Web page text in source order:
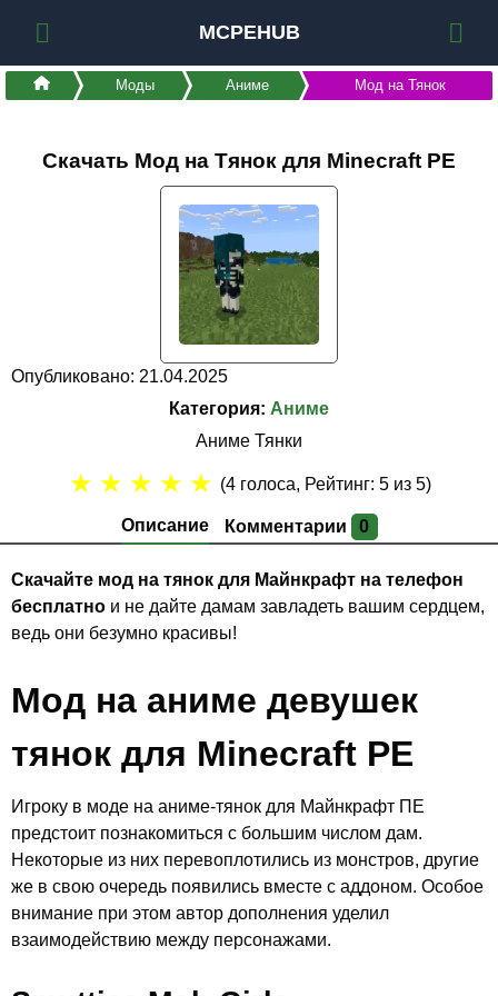
MCPEHUB
Моды Аниме Мод на Тянок
Скачать Мод на Тянок для Minecraft PE
Опубликовано: 21.04.2025
Категория: Аниме
Аниме Тянки
Описание Комментарии 0
★ ★ ★ ★ ★ (4голоса, Рейтинг: 5из 5)
Скачайте мод на тянок для Майнкрафт на телефон
бесплатнои не дайте дамам завладеть вашим сердцем,
ведь они безумно красивы!
Мод на аниме девушек
тянок для Minecraft PE
Игроку в моде на аниме-тянок для Майнкрафт ПЕ
предстоит познакомиться с большим числом дам.
Некоторые из них перевоплотились из монстров, другие
же в свою очередь появились вместе с аддоном. Особое
внимание при этом автор дополнения уделил
взаимодействию между персонажами.